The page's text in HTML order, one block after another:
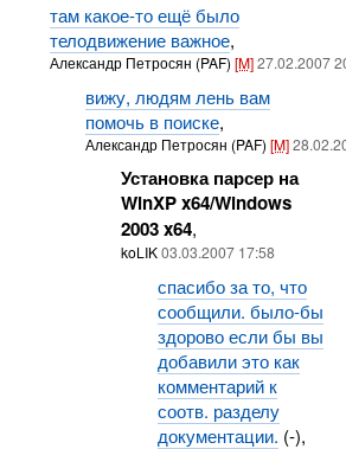
там какое-то ещё было
телодвижение важное,
Александр Петросян (PAF) [M] 27.02.2007
вижу, людям лень вам
помочь в поиске,
Александр Петросян (PAF) [M]
Установка парсер на
WinXP x64/Windows
2003 x64,
koLIK03.03.2007 17:58
спасибо за то, что
сообщили. было-бы
здорово если бы вы
добавили это как
комментарий к
соотв. разделу
документации. (-),